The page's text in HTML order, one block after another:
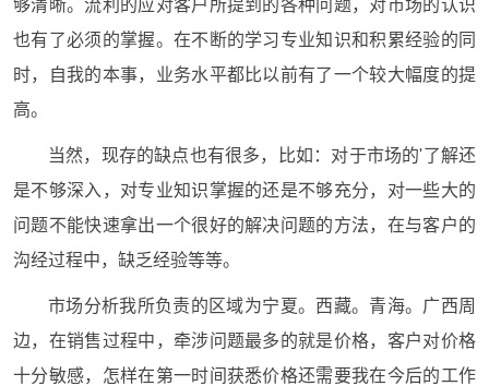
够清晰。流利的应对客户所提到的各种问题，对市场的认识
也有了必须的掌握。在不断的学习专业知识和积累经验的同
时，自我的本事，业务水平都比以前有了一个较大幅度的提
高。
当然，现存的缺点也有很多，比如：对于市场的'了解还
是不够深入，对专业知识掌握的还是不够充分，对一些大的
问题不能快速拿出一个很好的解决问题的方法，在与客户的
沟经过程中，缺乏经验等等。
市场分析我所负责的区域为宁夏。西藏。青海。广西周
边，在销售过程中，牵涉问题最多的就是价格，客户对价格
十分敏感，怎样在第一时间获悉价格还需要我在今后的工作